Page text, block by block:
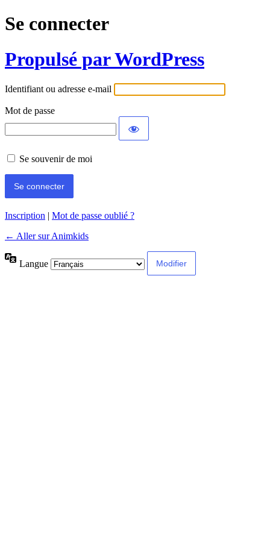
Se connecter
Propulsé par WordPress
Identifiant ou adresse e-mail
Mot de passe
Se souvenir de moi
Inscription | Mot de passe oublié ?
← Aller sur Animkids
Langue